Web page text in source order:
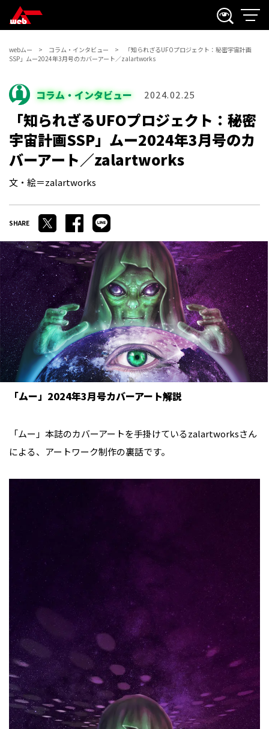
webムー コラム・インタビュー
「知られざるUFOプロジェクト：秘密宇宙計画
SSP」ムー2024年3月号のカバーアート／zalartworks
コラム・インタビュー 2024.02.25
「知られざるUFOプロジェクト：秘密
宇宙計画SSP」ムー2024年3月号のカ
バーアート／zalartworks
文・絵＝zalartworks
「ムー」2024年3月号カバーアート解説
「ムー」本誌のカバーアートを手掛けているzalartworksさん
による、アートワーク制作の裏話です。